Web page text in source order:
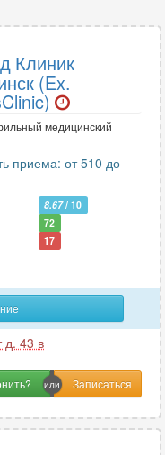
Клиник
(Ex.
медицинский
приема: от 510 до
8.67/ 10
72
17
д. 43 в